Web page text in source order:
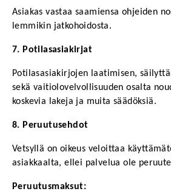
Asiakas vastaa saamiensa ohjeiden
lemmikin jatkohoidosta.
7. Potilasasiakirjat
Potilasasiakirjojen laatimisen,
sekä vaitiolovelvollisuuden osalta
koskevia lakeja ja muita säädöksiä.
8. Peruutusehdot
Vetsyllä on oikeus veloittaa
asiakkaalta, ellei palvelua ole
Peruutusmaksut: